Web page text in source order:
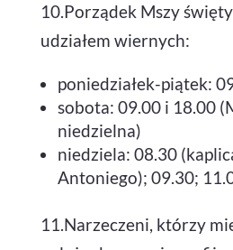
10.Porządek Mszy
udziałem wiernych:
poniedziałek-piątek:
sobota: 09.00 i 18.00
niedzielna)
niedziela: 08.30
Antoniego); 09.30;
11.Narzeczeni, którzy